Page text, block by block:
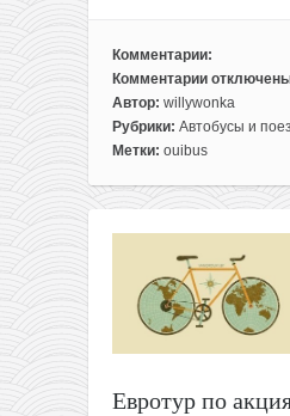
Комментарии:
Комментарии
к
записи
Распродажа
автобусы
0.99€!
Автор: willywonka
Рубрики: Автобусы и
Метки: ouibus
Евротур по